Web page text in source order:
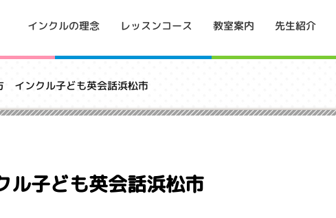
インクルの理念 レッスンコース 教室案内 先生紹介
インクル子ども英会話浜松市
子ども英会話浜松市